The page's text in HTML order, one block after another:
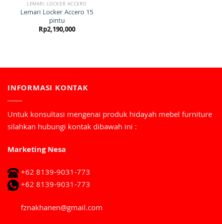
LEMARI LOCKER ACCERO
Lemari Locker Accero 15
pintu
Rp2,190,000
INFORMASI KONTAK
Untuk konsultasi mengenai produk hidayah mebel furniture
silahkan hubungi kontak dibawah ini :
Marketing Nesa
+62 8139-9031-773
+62 8139-9031-773
fznakhanen@gmail.com